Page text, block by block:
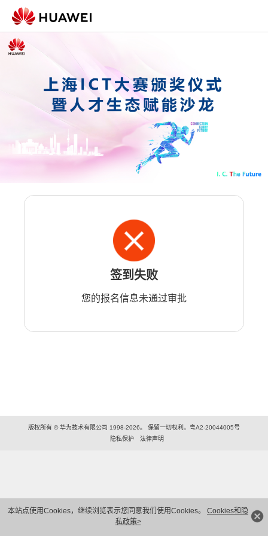
本站点使用Cookies，继续浏览表示您同意我们使用Cookies。 Cookies和隐
私政策>
签到失败
您的报名信息未通过审批
版权所有 © 华为技术有限公司 1998-2026。 保留一切权利。粤A2-20044005号
隐私保护
法律声明